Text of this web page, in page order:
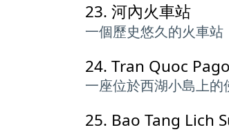
23. 河內火車站
一個歷史悠久的火車站
24. Tran Quoc
一座位於西湖小島上的
25. Bao Tang Lich